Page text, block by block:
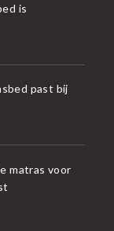
is
past bij
matras voor